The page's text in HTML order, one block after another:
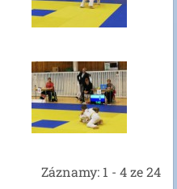
Záznamy: 1 - 4 ze 24